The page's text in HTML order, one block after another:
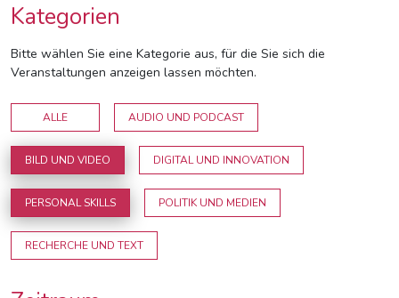
Kategorien
Bitte wählen Sie eine Kategorie aus, für die Sie sich die
Veranstaltungen anzeigen lassen möchten.
ALLE AUDIO UND PODCAST
BILD UND VIDEO DIGITAL UND INNOVATION
PERSONAL SKILLS POLITIK UND MEDIEN
RECHERCHE UND TEXT